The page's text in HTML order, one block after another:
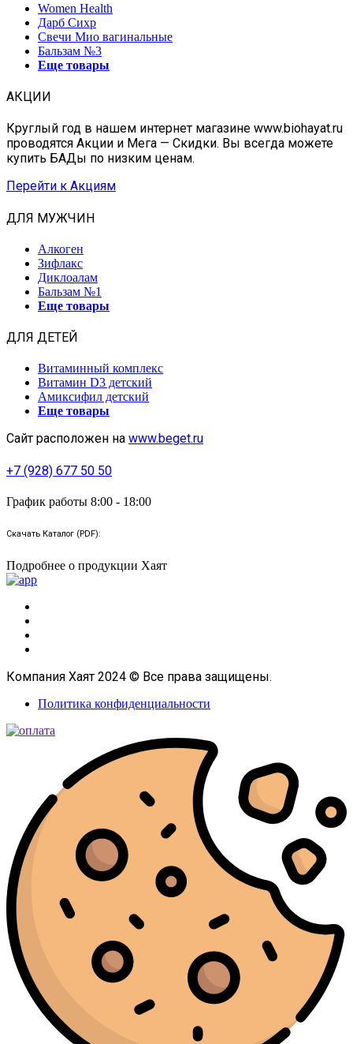
Women Health
Дарб Сихр
Свечи Мио вагинальные
Бальзам №3
Еще товары
АКЦИИ
Круглый год в нашем интернет магазине www.biohayat.ru
проводятся Акции и Мега — Скидки. Вы всегда можете
купить БАДы по низким ценам.
Перейти к Акциям
ДЛЯ МУЖЧИН
Алкоген
Зифлакс
Диклоалам
Бальзам №1
Еще товары
ДЛЯ ДЕТЕЙ
Витаминный комплекс
Витамин D3 детский
Амиксифил детский
Еще товары
Сайт расположен на www.beget.ru
+7 (928) 677 50 50
График работы 8:00 - 18:00
Скачать Каталог (PDF):
Подробнее о продукции Хаят
Компания Хаят 2024 © Все права защищены.
Политика конфиденциальности